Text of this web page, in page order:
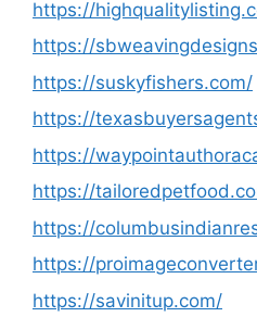
https://
https://
https://suskyfishers.com/
https://
https://
https://
https://
https://
https://savinitup.com/